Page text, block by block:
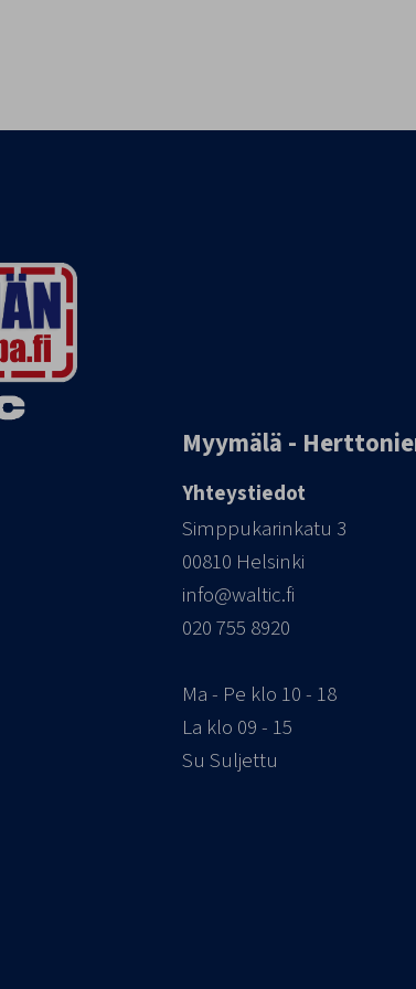
Myymälä -
Yhteystiedot
Simppukarinkatu 3
00810 Helsinki
info@waltic.fi
020 755 8920
Ma - Pe klo 10 - 18
La klo 09 - 15
Su Suljettu